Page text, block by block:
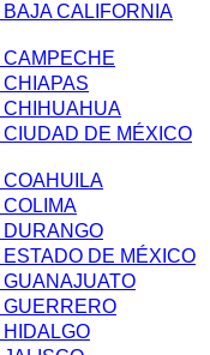
CALIFORNIA
CAMPECHE
CHIHUAHUA
DE MÉXICO
COAHUILA
DURANGO
DE MÉXICO
GUERRERO